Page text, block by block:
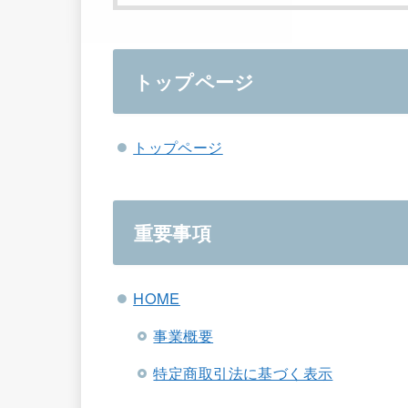
トップページ
トップページ
重要事項
HOME
事業概要
特定商取引法に基づく表示